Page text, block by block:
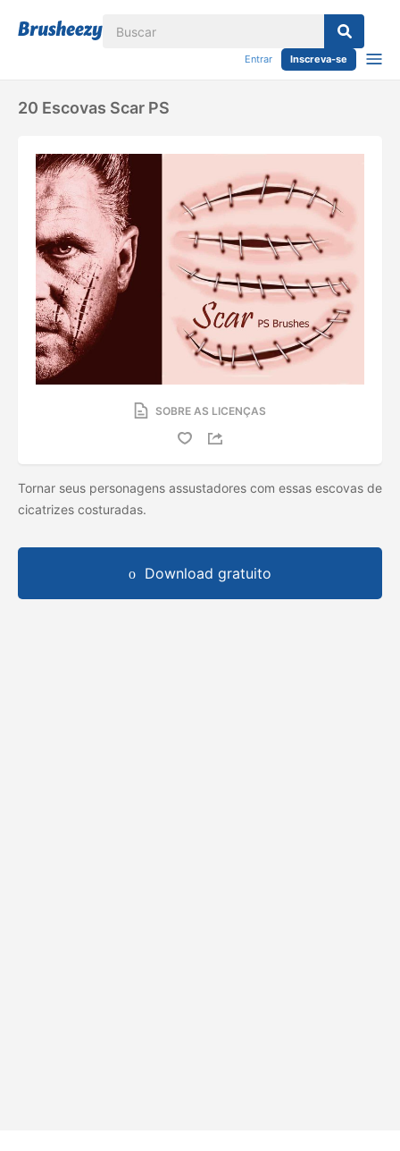
Entrar Inscreva-se
20 Escovas Scar PS
SOBRE AS LICENÇAS
Tornar seus personagens assustadores com essas escovas de
cicatrizes costuradas.
Download gratuito